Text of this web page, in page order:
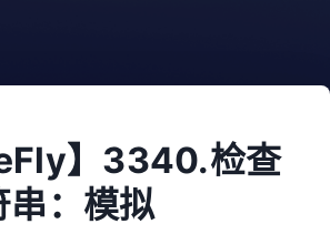
】3340.检查
串：模拟